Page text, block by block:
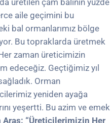
üretilen çam balının yüzde
aile geçimini bu
bal ormanlarımız bölge
Bu topraklarda üretmek
zaman üreticimizin
edeceğiz. Geçtiğimiz yıl
Orman
yeniden ayağa
yeşertti. Bu azim ve emek
Aras: “Üreticilerimizin Her